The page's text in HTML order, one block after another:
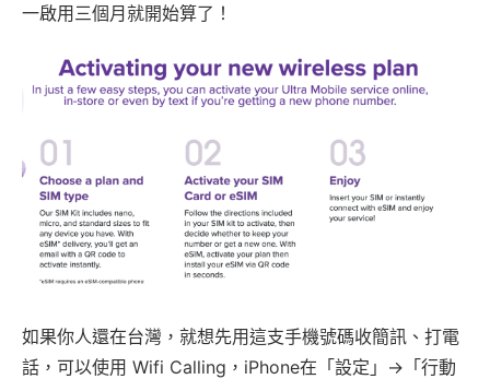
一啟用三個月就開始算了！
如果你人還在台灣，就想先用這支手機號碼收簡訊、打電
話，可以使用 Wifi Calling，iPhone在「設定」->「行動